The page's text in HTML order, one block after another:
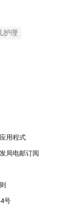
护理
用程式
局电邮订阅
号